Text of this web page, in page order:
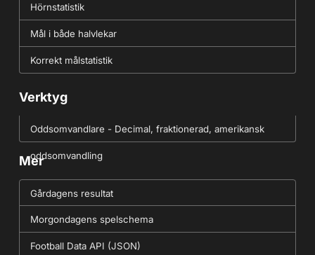
Hörnstatistik
Mål i både halvlekar
Korrekt målstatistik
Verktyg
Oddsomvandlare - Decimal, fraktionerad, amerikansk
oddsomvandling
Mer
Gårdagens resultat
Morgondagens spelschema
Football Data API (JSON)